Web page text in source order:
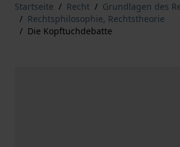
Startseite / Recht / Grundlagen des
/ Rechtsphilosophie, Rechtstheorie
/ Die Kopftuchdebatte